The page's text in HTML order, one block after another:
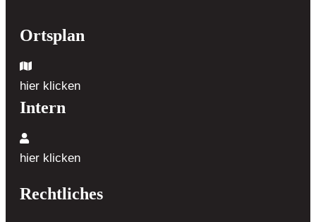
Ortsplan
hier klicken
Intern
hier klicken
Rechtliches